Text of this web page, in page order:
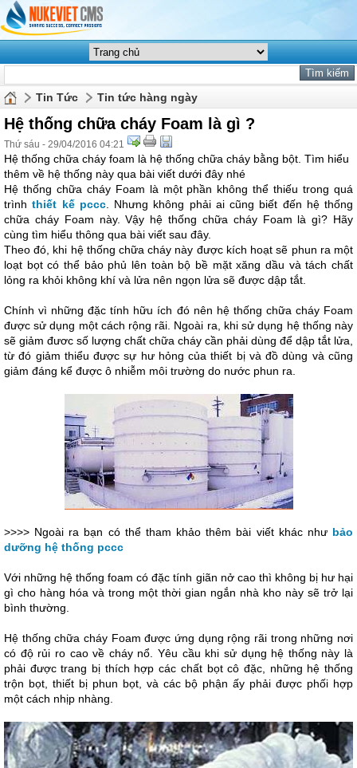
Tin Tức Tin tức hàng ngày
Hệ thống chữa cháy Foam là gì ?
Thứ sáu - 29/04/2016 04:21
Hệ thống chữa cháy foam là hệ thống chữa cháy bằng bột. Tìm hiểu
thêm về hệ thống này qua bài viết dưới đây nhé
Hệ thống chữa cháy Foam là một phần không thể thiếu trong quá
trìnhthiết kế pccc. Nhưng không phải ai cũng biết đến hệ thống
chữa cháy Foam này. Vậy hệ thống chữa cháy Foam là gì? Hãy
cùng tìm hiểu thông qua bài viết sau đây.
Theo đó, khi hệ thống chữa cháy này được kích hoạt sẽ phun ra một
loạt bọt có thể bảo phủ lên toàn bộ bề mặt xăng dầu và tách chất
lỏng ra khỏi không khí và lửa nên ngọn lửa sẽ được dập tắt.
Chính vì những đặc tính hữu ích đó nên hệ thống chữa cháy Foam
được sử dụng một cách rộng rãi. Ngoài ra, khi sử dụng hệ thống này
sẽ giảm đươc số lượng chất chữa cháy cần phải dùng để dập tắt lửa,
từ đó giảm thiểu được sự hư hỏng của thiết bị và đồ dùng và cũng
giảm đáng kể được ô nhiễm môi trường do nước phun ra.
>>>> Ngoài ra bạn có thể tham khảo thêm bài viết khác như bảo
dưỡng hệ thống pccc
Với những hệ thống foam có đặc tính giãn nở cao thì không bị hư hại
gì cho hàng hóa và trong một thời gian ngắn nhà kho này sẽ trở lại
bình thường.
Hệ thống chữa cháy Foam được ứng dụng rộng rãi trong những nơi
có độ rủi ro cao về cháy nổ. Yêu cầu khi sử dụng hệ thống này là
phải được trang bị thích hợp các chất bọt cô đặc, những hệ thống
trộn bọt, thiết bị phun bọt, và các bộ phận ấy phải được phối hợp
một cách nhịp nhàng.